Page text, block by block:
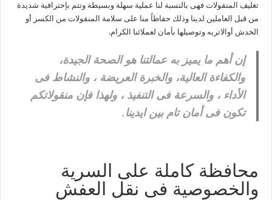
تغليف المنقولات فهى بالنسبة لنا عملية سهلة وبسيطة وتتم بإحترافية شديدة
من قبل العاملين لدينا وذلك حفاظاً منا على سلامة المنقولات من الكسر أو
الخدش أوالاتربه وتوصيلها بأمان لعملائنا الكرام.
إن أهم ما يميز به عمالتنا هو الصحة الجيدة،
والكفاءة العالية، والخبرة العريضة ، والنشاط فى
الأداء ، والسرعة فى التنفيذ ، ولهذا فإن منقولاتكم
تكون فى أمان تام بين ايدينا.
محافظة كاملة على السرية
والخصوصية فى نقل العفش